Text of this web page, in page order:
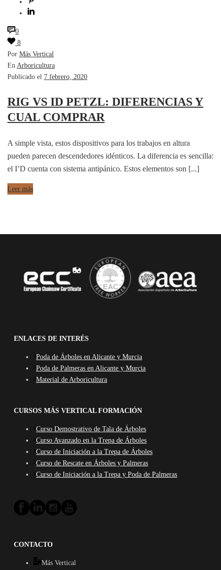
0
8
Por Más Vertical
En Arboricultura
Publicado el 7 febrero, 2020
RIG VS ID PETZL: DIFERENCIAS Y
CUAL COMPRAR
A simple vista, estos dispositivos para los trabajos en altura
pueden parecen descendedores idénticos. La diferencia es sencilla:
el I’D cuenta con sistema antipánico. Estos elementos son [...]
Leer más
ENLACES DE INTERÉS
Poda de Árboles en Alicante y Murcia
Poda de Palmeras en Alicante y Murcia
Material de Arboricultura
CURSOS MÁS VERTICAL FORMACIÓN
Curso Demostrativo de Tala de Árboles
Curso Avanzado en la Trepa de Árboles
Curso de Iniciación a la Trepa de Árboles
Curso de Rescate en Árboles y Palmeras
Curso de Iniciación a la Trepa y Poda de Palmeras
CONTACTO
Más Vertical